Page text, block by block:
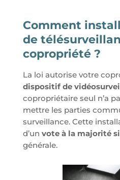
Comment
de
copropriété ?
La loi autorise votre
dispositif de
copropriétaire seul n’a
mettre les parties
surveillance. Cette
d’un vote à la majorité
générale.